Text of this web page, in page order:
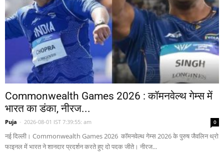
Commonwealth Games 2026 : कॉमनवेल्थ गेम्स में
भारत का डंका, नीरज...
Puja - 2026-08-01 IST 7:39:55: am 0
नई दिल्ली। Commonwealth Games 2026 कॉमनवेल्थ गेम्स 2026 के पुरुष जैवलिन थ्रो
फाइनल में भारत ने शानदार प्रदर्शन करते हुए दो पदक जीते। नीरज...